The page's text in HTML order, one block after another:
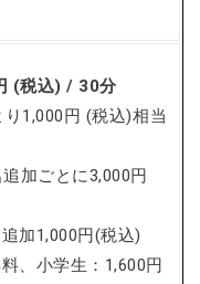
(税込) / 30分
1,000円 (税込)相当
加ごとに3,000円
加1,000円(税込)
、小学生：1,600円